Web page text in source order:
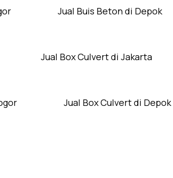
Jual Buis Beton di Depok
Jual Box Culvert di Jakarta
Jual Box Culvert di Depok